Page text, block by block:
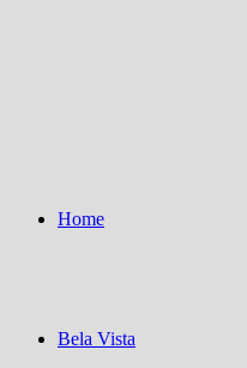
Home
Bela Vista